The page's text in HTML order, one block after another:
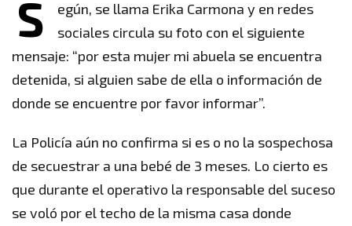
S
egún, se llama Erika Carmona y en redes
sociales circula su foto con el siguiente
mensaje: “por esta mujer mi abuela se encuentra
detenida, si alguien sabe de ella o información de
donde se encuentre por favor informar”.
La Policía aún no confirma si es o no la sospechosa
de secuestrar a una bebé de 3 meses. Lo cierto es
que durante el operativo la responsable del suceso
se voló por el techo de la misma casa donde